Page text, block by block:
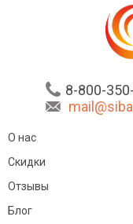
8-800-
О нас
Скидки
Отзывы
Блог